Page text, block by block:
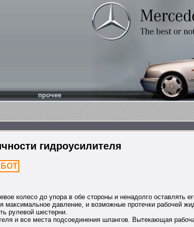
прочее
гидроусилителя
колесо до упора в обе стороны и ненадолго оставлять
максимальное давление, и возможные протечки рабочей
рулевой шестерни.
и все места подсоединения шлангов. Вытекающая